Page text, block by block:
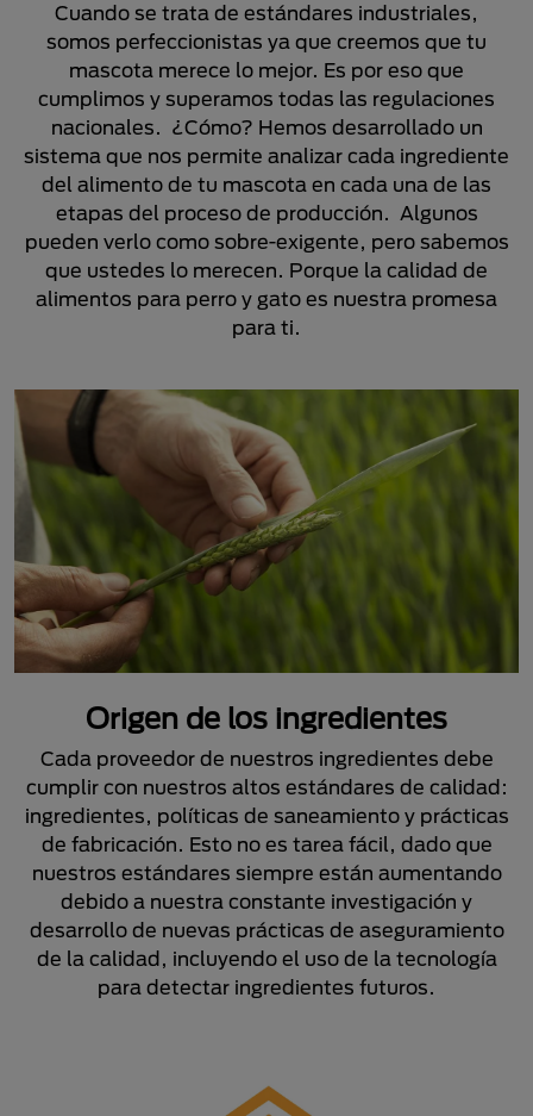
Cuando se trata de estándares industriales,
somos perfeccionistas ya que creemos que tu
mascota merece lo mejor. Es por eso que
cumplimos y superamos todas las regulaciones
nacionales. ¿Cómo? Hemos desarrollado un
sistema que nos permite analizar cada ingrediente
del alimento de tu mascota en cada una de las
etapas del proceso de producción. Algunos
pueden verlo como sobre-exigente, pero sabemos
que ustedes lo merecen. Porque la calidad de
alimentos para perro y gato es nuestra promesa
para ti.
Origen de los ingredientes
Cada proveedor de nuestros ingredientes debe
cumplir con nuestros altos estándares de calidad:
ingredientes, políticas de saneamiento y prácticas
de fabricación. Esto no es tarea fácil, dado que
nuestros estándares siempre están aumentando
debido a nuestra constante investigación y
desarrollo de nuevas prácticas de aseguramiento
de la calidad, incluyendo el uso de la tecnología
para detectar ingredientes futuros.